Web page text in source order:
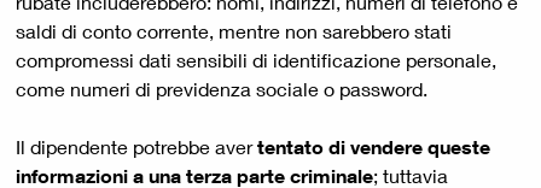
saldi di conto corrente, mentre non sarebbero stati
compromessi dati sensibili di identificazione personale,
come numeri di previdenza sociale o password.
Il dipendente potrebbe avertentato di vendere queste
informazioni a una terza parte criminale; tuttavia